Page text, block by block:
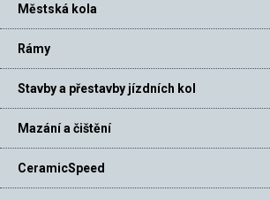
Městská kola
Rámy
Stavby a přestavby jízdních kol
Mazání a čištění
CeramicSpeed